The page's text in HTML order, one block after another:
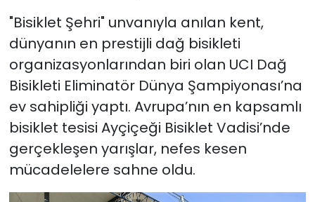
"Bisiklet Şehri" unvanıyla anılan kent,
dünyanın en prestijli dağ bisikleti
organizasyonlarından biri olan UCI Dağ
Bisikleti Eliminatör Dünya Şampiyonası’na
ev sahipliği yaptı. Avrupa’nın en kapsamlı
bisiklet tesisi Ayçiçeği Bisiklet Vadisi’nde
gerçekleşen yarışlar, nefes kesen
mücadelelere sahne oldu.